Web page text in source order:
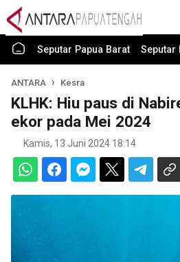
Seputar Papua Barat Seputar
ANTARA Kesra
KLHK: Hiu paus di
ekor pada Mei 2024
Kamis, 13 Juni 2024 18:14